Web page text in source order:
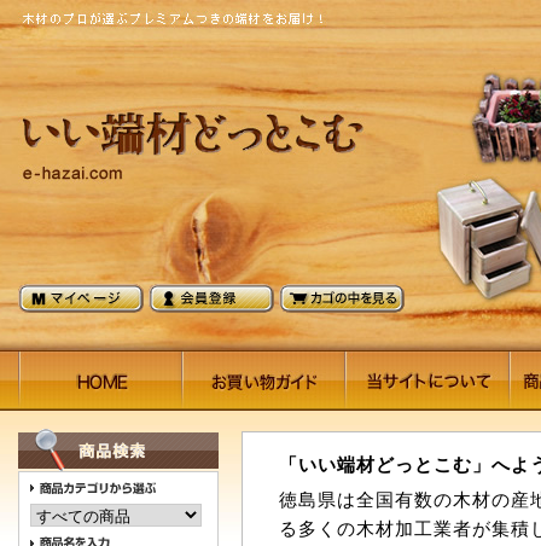
「いい端材どっとこむ」へよ
徳島県は全国有数の木材の産
る多くの木材加工業者が集積